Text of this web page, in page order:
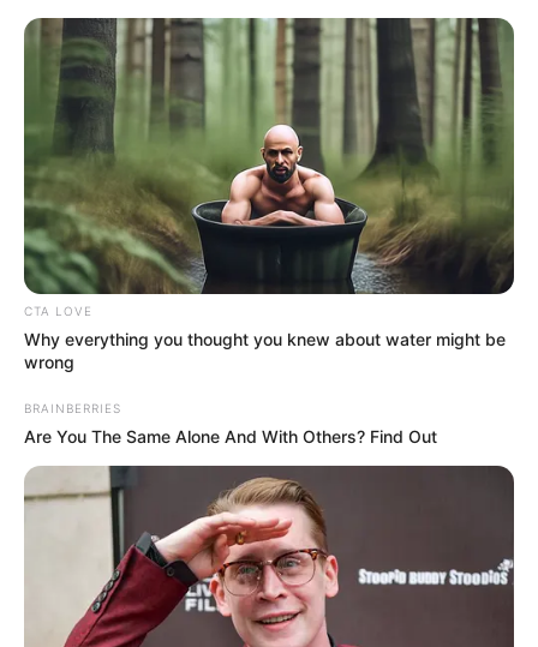
HOME
INSPIRASI
STYLE
FILM &
SERIES
NGAKAK
QUOTES
HYPE
MORE
CTA LOVE
Why everything you thought you knew about water might be
wrong
BRAINBERRIES
Are You The Same Alone And With Others? Find Out